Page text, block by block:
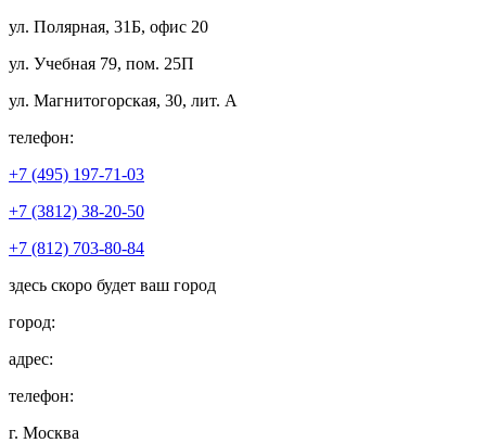
ул. Полярная, 31Б, офис 20
ул. Учебная 79, пом. 25П
ул. Магнитогорская, 30, лит. А
телефон:
+7 (495) 197-71-03
+7 (3812) 38-20-50
+7 (812) 703-80-84
здесь скоро будет ваш город
город:
адрес:
телефон:
г. Москва